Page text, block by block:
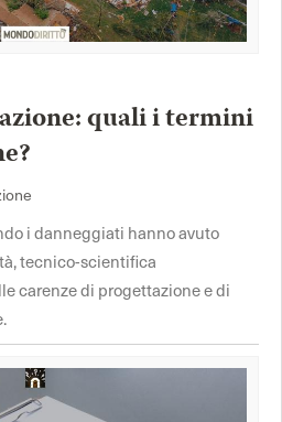
quali i termini
i danneggiati hanno avuto
tecnico-scientifica
carenze di progettazione e di